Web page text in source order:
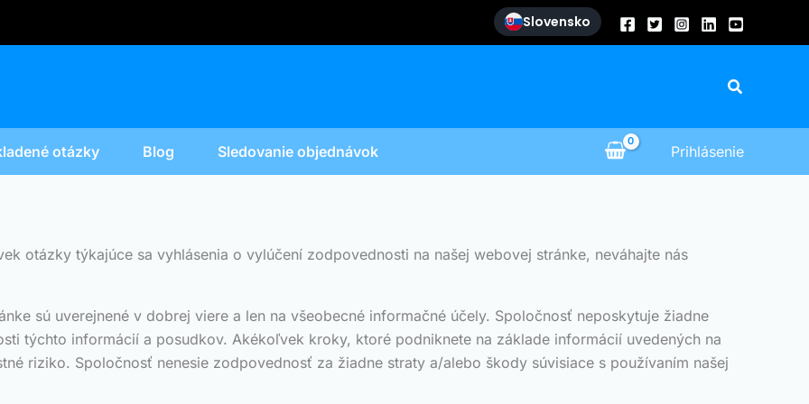
Slovensko
Hľadať
otázky Blog Sledovanie objednávok Prihlásenie
otázky týkajúce sa vyhlásenia o vylúčení zodpovednosti na našej webovej stránke, neváhajte nás
sú uverejnené v dobrej viere a len na všeobecné informačné účely. Spoločnosť neposkytuje žiadne
týchto informácií a posudkov. Akékoľvek kroky, ktoré podniknete na základe informácií uvedených na
riziko. Spoločnosť nenesie zodpovednosť za žiadne straty a/alebo škody súvisiace s používaním našej